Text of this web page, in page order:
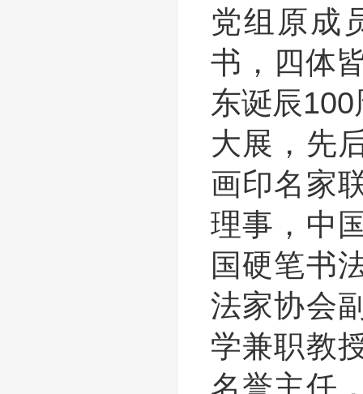
党组原成
书，四体
东诞辰
大展，先
画印名家
理事，中
国硬笔书
法家协会
学兼职教
名誉主任